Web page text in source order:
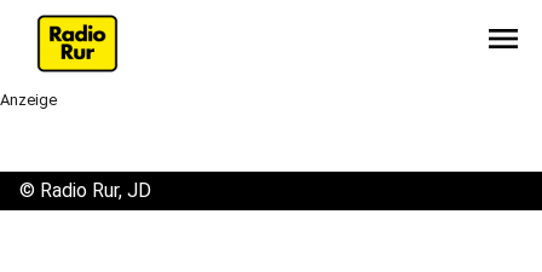
menu
Anzeige
© Radio Rur, JD